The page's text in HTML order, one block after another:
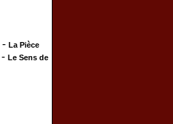
- La Pièce
- Le Sens de